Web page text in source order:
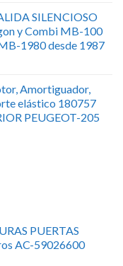
SILENCIOSO
y Combi MB-100
1980 desde 1987
Amortiguador,
elástico 180757
PEUGEOT-205
PUERTAS
AC-59026600